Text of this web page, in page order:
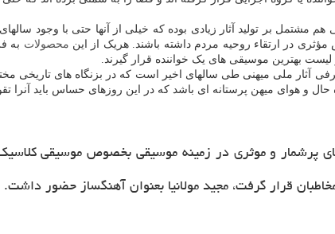
بر تولید آثار زیادی بوده که خیلی از آنها حتی با وجود سالهای
در ارتقاء روحیه مردم داشته باشند. هریک از این محصولات به
بهترین موسیقی های یک خواننده قرار گیرند.
آثار ملی میهنی طی سالهای اخیر است که در بزنگاه های تاریخی
و هوای میهن پرستانه ای باشد که در این روزهای حساس باید آنرا
قرار گرفت، مجید مولانیا بعنوان آهنگساز حضور داشت.